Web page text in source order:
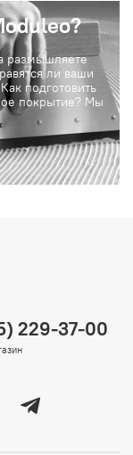
размышляете
ли ваши
подготовить
покрытие? Мы
229-37-00